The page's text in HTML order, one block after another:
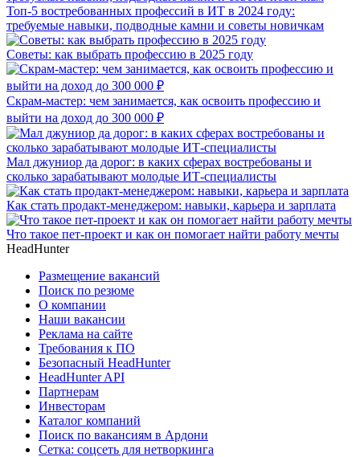
Топ-5 востребованных профессий в ИТ в 2024 году:
требуемые навыки, подводные камни и советы новичкам
Советы: как выбрать профессию в 2025 году
Скрам-мастер: чем занимается, как освоить профессию и
выйти на доход до 300 000 ₽
Мал джуниор да дорог: в каких сферах востребованы и
сколько зарабатывают молодые ИТ-специалисты
Как стать продакт-менеджером: навыки, карьера и зарплата
Что такое пет-проект и как он помогает найти работу мечты
HeadHunter
Размещение вакансий
Поиск по резюме
О компании
Наши вакансии
Реклама на сайте
Требования к ПО
Безопасный HeadHunter
HeadHunter API
Партнерам
Инвесторам
Каталог компаний
Поиск по вакансиям в Ардони
Сетка: соцсеть для нетворкинга